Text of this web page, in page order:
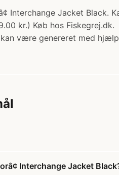
Interchange Jacket
kr.) Køb hos Fiskegrej.dk.
være genereret med
Interchange Jacket